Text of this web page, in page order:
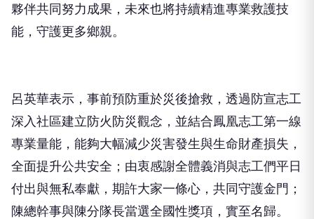
能，守護更多鄉親。
深入社區建立防火防災觀念，並結合鳳凰志工第一線
專業量能，能夠大幅減少災害發生與生命財產損失，
全面提升公共安全；由衷感謝全體義消與志工們平日
付出與無私奉獻，期許大家一條心，共同守護金門；
陳總幹事與陳分隊長當選全國性獎項，實至名歸。
(金門縣政府提供照片)